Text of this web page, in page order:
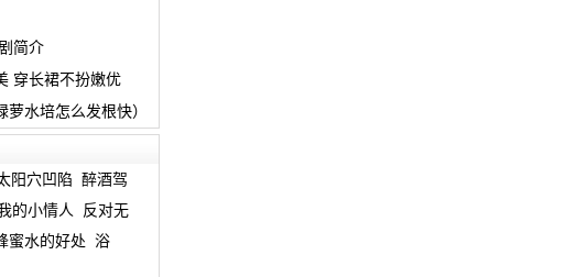
简介
穿长裙不扮嫩优
水培怎么发根快）
阳穴凹陷
醉酒驾
的小情人
反对无
蜜水的好处
浴